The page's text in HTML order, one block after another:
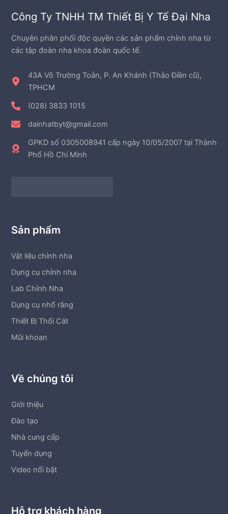
Công Ty TNHH TM Thiết Bị Y Tế Đại Nha
Chuyên phân phối độc quyền các sản phẩm chỉnh nha từ
các tập đoàn nha khoa đoàn quốc tế.
43A Võ Trường Toản, P. An Khánh (Thảo Điền cũ),
TPHCM
(028) 3833 1015
dainhatbyt@gmail.com
GPKD số 0305008941 cấp ngày 10/05/2007 tại Thành
Phố Hồ Chí Minh
Sản phẩm
Vật liệu chỉnh nha
Dụng cụ chỉnh nha
Lab Chỉnh Nha
Dụng cụ nhổ răng
Thiết Bị Thổi Cát
Mũi khoan
Về chúng tôi
Giới thiệu
Đào tạo
Nhà cung cấp
Tuyển dụng
Video nổi bật
Hỗ trợ khách hàng